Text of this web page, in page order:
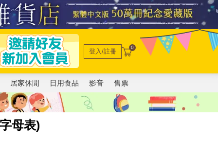
登入/註冊 0
居家休閒 日用食品 影音 售票
母表)